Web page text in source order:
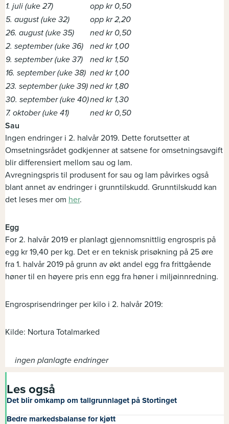
1. juli (uke 27)
opp kr 0,50
5. august (uke 32)
opp kr 2,20
26. august (uke 35)
ned kr 0,50
2. september (uke 36)
ned kr 1,00
9. september (uke 37)
ned kr 1,50
16. september (uke 38) ned kr 1,00
23. september (uke 39) ned kr 1,80
30. september (uke 40)ned kr 1,30
7. oktober (uke 41)
ned kr 0,50
Sau
Ingen endringer i 2. halvår 2019. Dette forutsetter at
Omsetningsrådet godkjenner at satsene for omsetningsavgift
blir differensiert mellom sau og lam.
Avregningspris til produsent for sau og lam påvirkes også
blant annet av endringer i grunntilskudd. Grunntilskudd kan
det leses mer om her.
Egg
For 2. halvår 2019 er planlagt gjennomsnittlig engrospris på
egg kr 19,40 per kg. Det er en teknisk prisøkning på 25 øre
fra 1. halvår 2019 på grunn av økt andel egg fra frittgående
høner til en høyere pris enn egg fra høner i miljøinnredning.
Engrosprisendringer per kilo i 2. halvår 2019:
Kilde: Nortura Totalmarked
ingen planlagte endringer
Les også
Det blir omkamp om tallgrunnlaget på Stortinget
Bedre markedsbalanse for kjøtt